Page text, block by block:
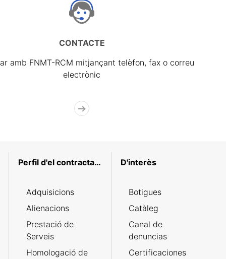
CONTACTE
amb FNMT-RCM mitjançant telèfon, fax o correu
electrònic
Perfil d'el contractant
Adquisicions
Alienacions
Prestació de
Serveis
Homologació de
D'interès
Botigues
Catàleg
Canal de
denuncias
Certificaciones